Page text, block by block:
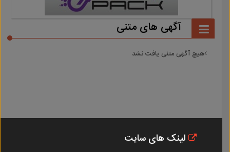
آگهی های متنی
هیچ آگهی متنی یافت نشد
لینک های سایت